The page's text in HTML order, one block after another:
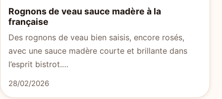
Rognons de veau sauce madère à la
française
Des rognons de veau bien saisis, encore rosés,
avec une sauce madère courte et brillante dans
l’esprit bistrot.…
28/02/2026